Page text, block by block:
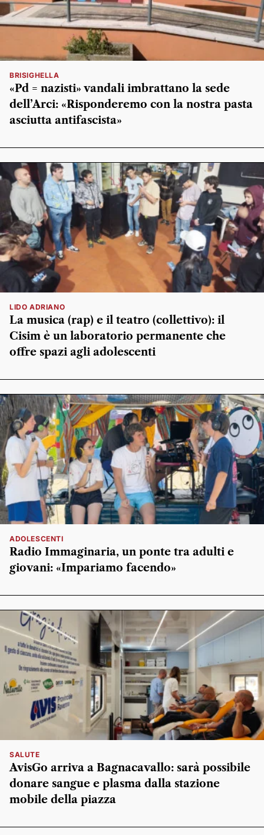
BRISIGHELLA
«Pd = nazisti» vandali imbrattano la sede
dell’Arci: «Risponderemo con la nostra pasta
asciutta antifascista»
LIDO ADRIANO
La musica (rap) e il teatro (collettivo): il
Cisim è un laboratorio permanente che
offre spazi agli adolescenti
ADOLESCENTI
Radio Immaginaria, un ponte tra adulti e
giovani: «Impariamo facendo»
SALUTE
AvisGo arriva a Bagnacavallo: sarà possibile
donare sangue e plasma dalla stazione
mobile della piazza